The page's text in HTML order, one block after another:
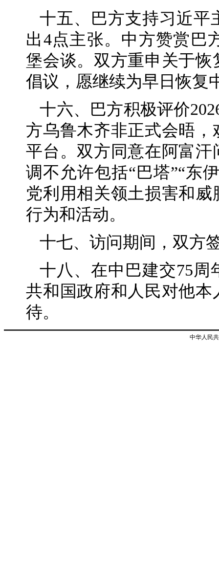
十五、巴方支持习近平
出4点主张。中方赞赏巴
堡会谈。双方重申关于
倡议，愿继续为早日恢复
十六、巴方积极评价
方乌鲁木齐非正式会晤
平台。双方同意在阿富
调不允许包括“巴塔”“东
党利用相关领土损害和
行为和活动。
十七、访问期间，双方
十八、在中巴建交75周
共和国政府和人民对他
待。
中华人民